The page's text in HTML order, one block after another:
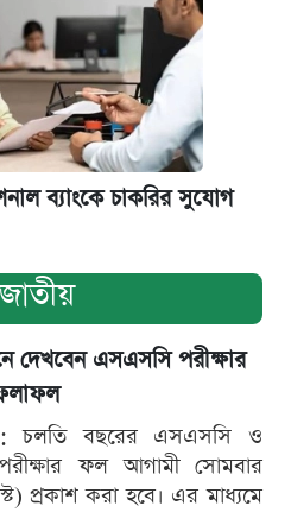
ব্যাংকে চাকরির সুযোগ
জাতীয়
দেখবেন এসএসসি পরীক্ষার
চলতি বছরের এসএসসি ও
ফল আগামী সোমবার
প্রকাশ করা হবে। এর মাধ্যমে